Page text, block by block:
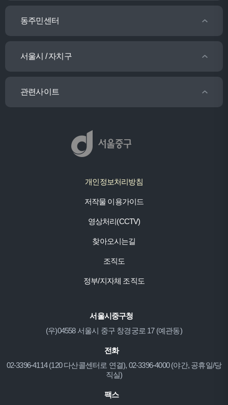
동주민센터
서울시 / 자치구
관련사이트
개인정보처리방침
저작물 이용가이드
영상처리(CCTV)
찾아오시는길
조직도
정부/지자체 조직도
서울시중구청
(우)04558 서울시 중구 창경궁로 17 (예관동)
전화
02-3396-4114 (120 다산콜센터로 연결), 02-3396-4000 (야간, 공휴일/당
직실)
팩스